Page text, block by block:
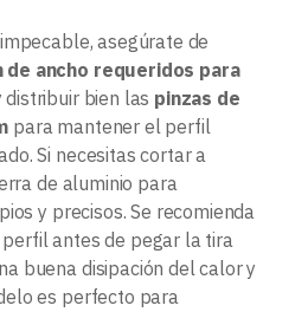
asegúrate de
ancho requeridos para
distribuir bien las pinzas de
para mantener el perfil
Si necesitas cortar a
de aluminio para
y precisos. Se recomienda
antes de pegar la tira
buena disipación del calor y
es perfecto para